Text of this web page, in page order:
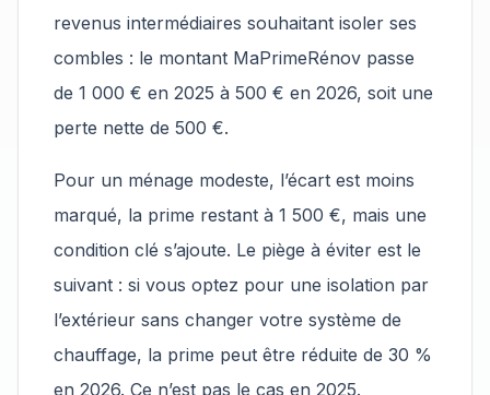
revenus intermédiaires souhaitant isoler ses
combles : le montant MaPrimeRénov passe
de 1 000 € en 2025 à 500 € en 2026, soit une
perte nette de 500 €.
Pour un ménage modeste, l’écart est moins
marqué, la prime restant à 1 500 €, mais une
condition clé s’ajoute. Le piège à éviter est le
suivant : si vous optez pour une isolation par
l’extérieur sans changer votre système de
chauffage, la prime peut être réduite de 30 %
en 2026. Ce n’est pas le cas en 2025.